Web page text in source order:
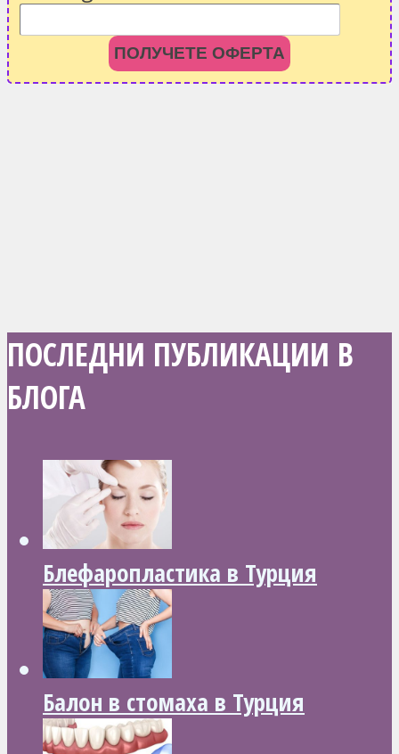
ПОЛУЧЕТЕ ОФЕРТА
ПОСЛЕДНИ ПУБЛИКАЦИИ В
БЛОГА
Блефаропластика в Турция
Балон в стомаха в Турция